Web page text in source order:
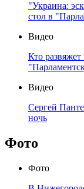
"Украина:
стол в
Видео
Кто
Видео
Сергей
ночь
Фото
Фото